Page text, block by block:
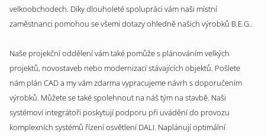
velkoobchodech. Díky dlouholeté spolupráci vám naši místní
zaměstnanci pomohou se všemi dotazy ohledně našich výrobků B.E.G..
Naše projekční oddělení vám také pomůže s plánováním velkých
projektů, novostaveb nebo modernizací stávajících objektů. Pošlete
nám plán CAD a my vám zdarma vypracujeme návrh s doporučením
výrobků. Můžete se také spolehnout na náš tým na stavbě. Naši
systémoví integrátoři poskytují podporu při uvádění do provozu
komplexních systémů řízení osvětlení DALI. Naplánují optimální